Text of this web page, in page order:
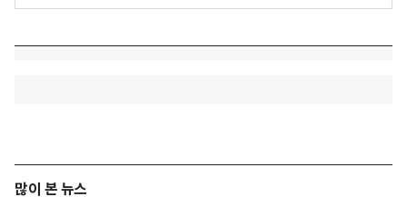
많이 본 뉴스